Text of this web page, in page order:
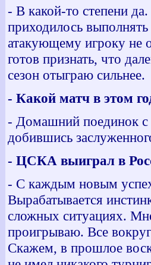
- В какой-то степени
приходилось
атакующему игроку не
готов признать, что
сезон отыграю сильнее.
- Какой матч в этом
- Домашний поединок с
добившись
- ЦСКА выиграл в
- С каждым новым
Вырабатывается
сложных ситуациях.
проигрываю. Все
Скажем, в прошлое